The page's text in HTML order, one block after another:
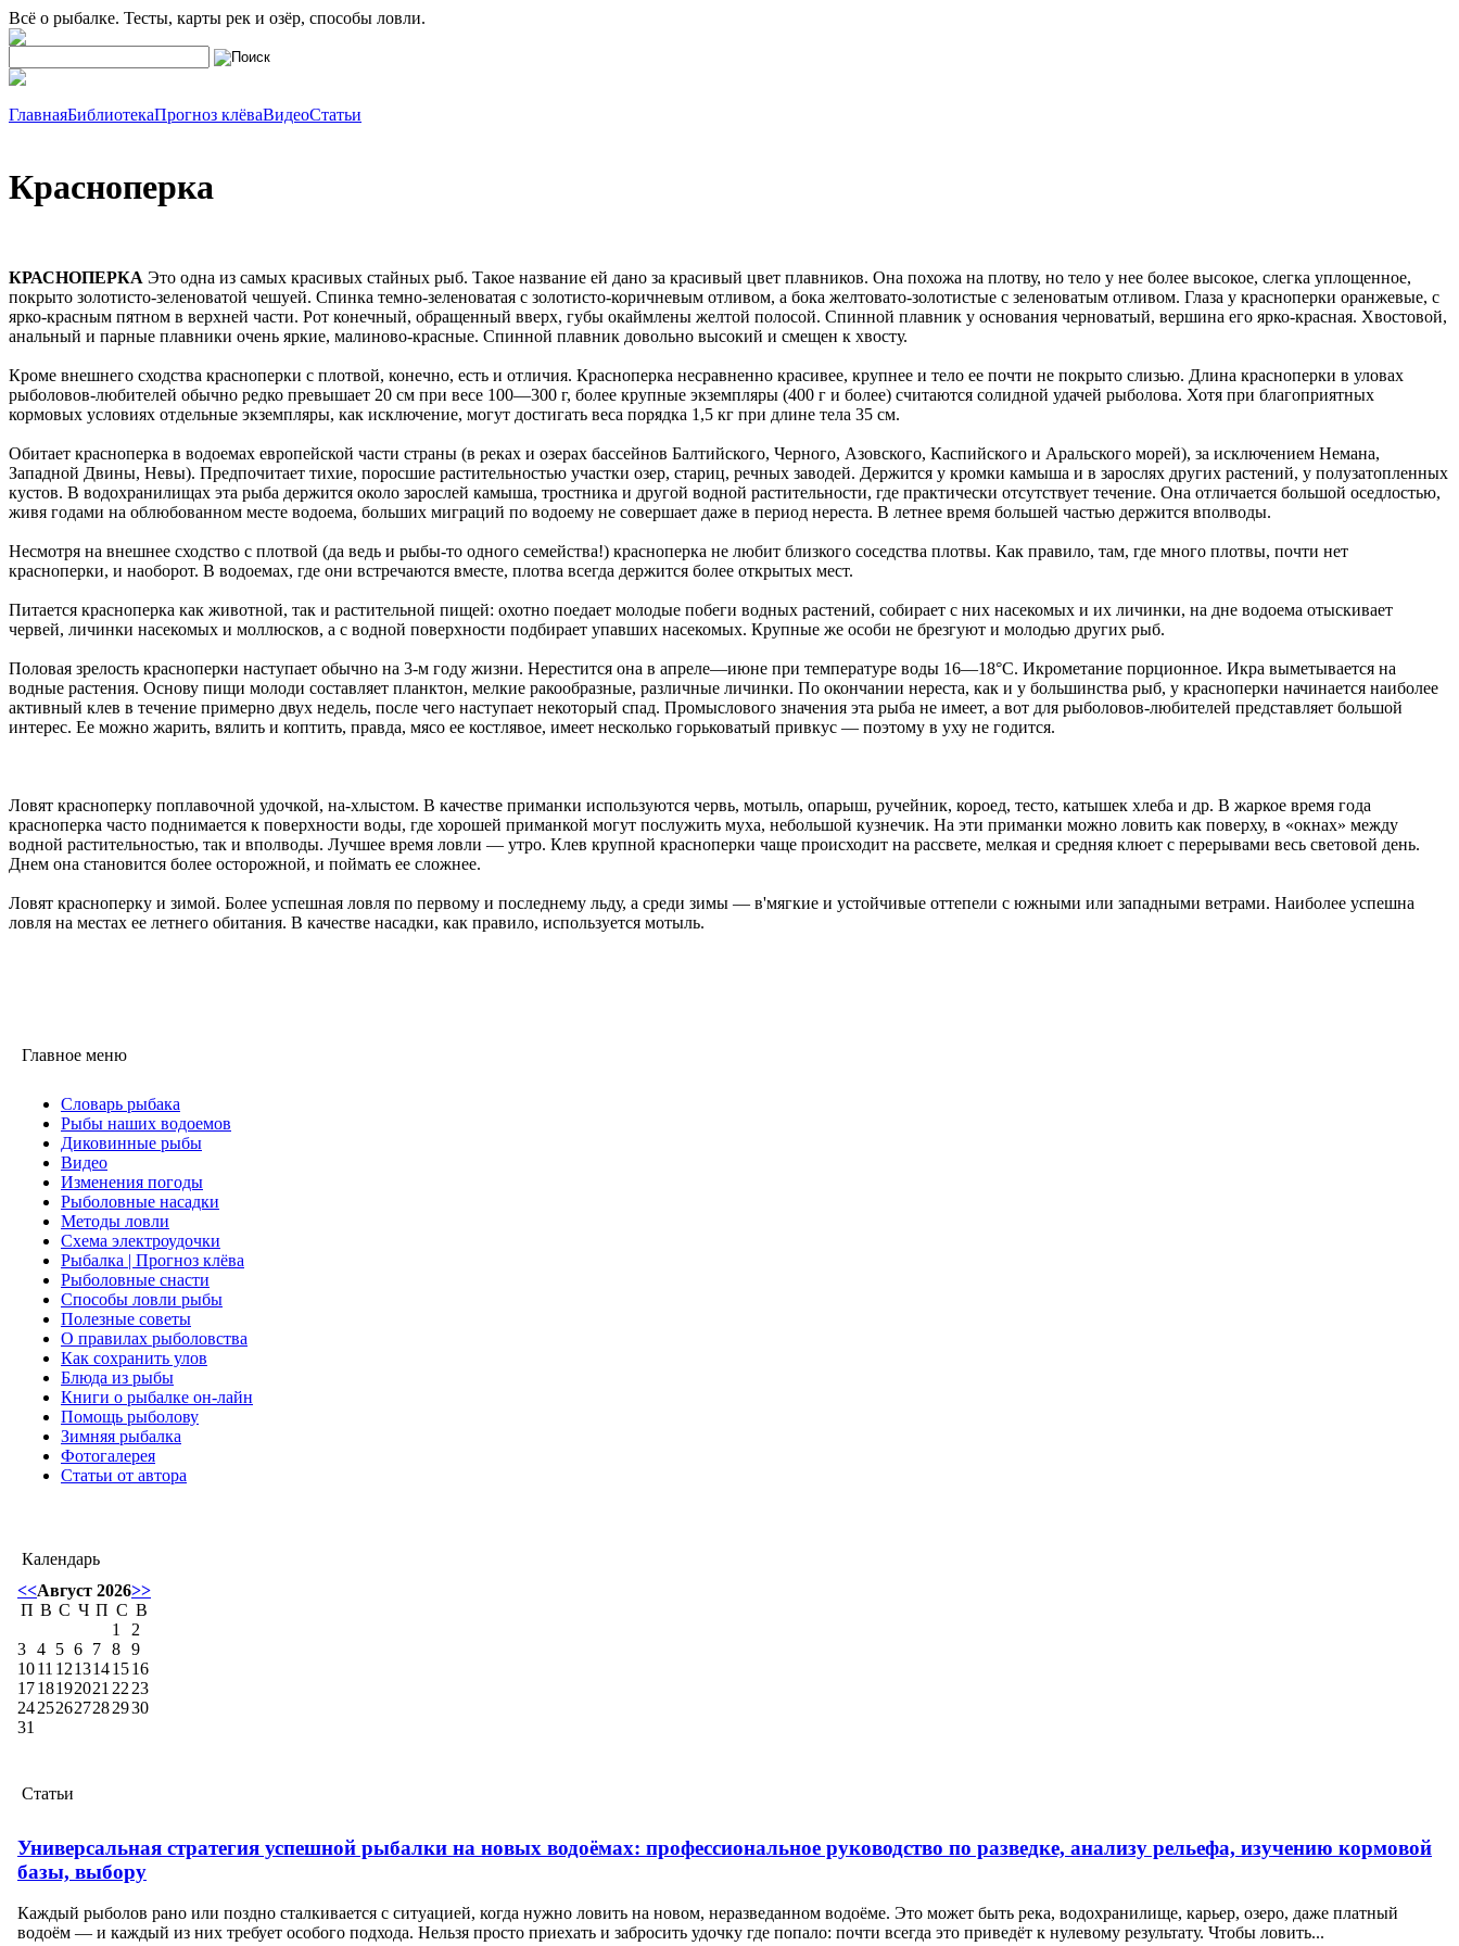
Всё о рыбалке. Тесты, карты рек и озёр, способы ловли.
ГлавнаяБиблиотекаПрогноз клёваВидеоСтатьи
Красноперка
КРАСНОПЕРКА Это одна из самых красивых стайных рыб. Такое название ей дано за красивый цвет плавников. Она похожа на плотву, но тело у нее более высокое, слегка уплощенное,
покрыто золотисто-зеленоватой чешуей. Спинка темно-зеленоватая с золотисто-коричневым отливом, а бока желтовато-золотистые с зеленоватым отливом. Глаза у красноперки оранжевые, с
ярко-красным пятном в верхней части. Рот конечный, обращенный вверх, губы окаймлены желтой полосой. Спинной плавник у основания черноватый, вершина его ярко-красная. Хвостовой,
анальный и парные плавники очень яркие, малиново-красные. Спинной плавник довольно высокий и смещен к хвосту.
Кроме внешнего сходства красноперки с плотвой, конечно, есть и отличия. Красноперка несравненно красивее, крупнее и тело ее почти не покрыто слизью. Длина красноперки в уловах
рыболовов-любителей обычно редко превышает 20 см при весе 100—300 г, более крупные экземпляры (400 г и более) считаются солидной удачей рыболова. Хотя при благоприятных
кормовых условиях отдельные экземпляры, как исключение, могут достигать веса порядка 1,5 кг при длине тела 35 см.
Обитает красноперка в водоемах европейской части страны (в реках и озерах бассейнов Балтийского, Черного, Азовского, Каспийского и Аральского морей), за исключением Немана,
Западной Двины, Невы). Предпочитает тихие, поросшие растительностью участки озер, стариц, речных заводей. Держится у кромки камыша и в зарослях других растений, у полузатопленных
кустов. В водохранилищах эта рыба держится около зарослей камыша, тростника и другой водной растительности, где практически отсутствует течение. Она отличается большой оседлостью,
живя годами на облюбованном месте водоема, больших миграций по водоему не совершает даже в период нереста. В летнее время большей частью держится вполводы.
Несмотря на внешнее сходство с плотвой (да ведь и рыбы-то одного семейства!) красноперка не любит близкого соседства плотвы. Как правило, там, где много плотвы, почти нет
красноперки, и наоборот. В водоемах, где они встречаются вместе, плотва всегда держится более открытых мест.
Питается красноперка как животной, так и растительной пищей: охотно поедает молодые побеги водных растений, собирает с них насекомых и их личинки, на дне водоема отыскивает
червей, личинки насекомых и моллюсков, а с водной поверхности подбирает упавших насекомых. Крупные же особи не брезгуют и молодью других рыб.
Половая зрелость красноперки наступает обычно на 3-м году жизни. Нерестится она в апреле—июне при температуре воды 16—18°С. Икрометание порционное. Икра выметывается на
водные растения. Основу пищи молоди составляет планктон, мелкие ракообразные, различные личинки. По окончании нереста, как и у большинства рыб, у красноперки начинается наиболее
активный клев в течение примерно двух недель, после чего наступает некоторый спад. Промыслового значения эта рыба не имеет, а вот для рыболовов-любителей представляет большой
интерес. Ее можно жарить, вялить и коптить, правда, мясо ее костлявое, имеет несколько горьковатый привкус — поэтому в уху не годится.
Ловят красноперку поплавочной удочкой, на-хлыстом. В качестве приманки используются червь, мотыль, опарыш, ручейник, короед, тесто, катышек хлеба и др. В жаркое время года
красноперка часто поднимается к поверхности воды, где хорошей приманкой могут послужить муха, небольшой кузнечик. На эти приманки можно ловить как поверху, в «окнах» между
водной растительностью, так и вполводы. Лучшее время ловли — утро. Клев крупной красноперки чаще происходит на рассвете, мелкая и средняя клюет с перерывами весь световой день.
Днем она становится более осторожной, и поймать ее сложнее.
Ловят красноперку и зимой. Более успешная ловля по первому и последнему льду, а среди зимы — в'мягкие и устойчивые оттепели с южными или западными ветрами. Наиболее успешна
ловля на местах ее летнего обитания. В качестве насадки, как правило, используется мотыль.
Главное меню
Словарь рыбака
Рыбы наших водоемов
Диковинные рыбы
Видео
Изменения погоды
Рыболовные насадки
Методы ловли
Схема электроудочки
Рыбалка | Прогноз клёва
Рыболовные снасти
Способы ловли рыбы
Полезные советы
О правилах рыболовства
Как сохранить улов
Блюда из рыбы
Книги о рыбалке он-лайн
Помощь рыболову
Зимняя рыбалка
Фотогалерея
Статьи от автора
Календарь
<<Август 2026>>
П В С Ч П С В
1
2
3 4 5 6 7 8 9
1011 1213141516
1718192021 22 23
24252627282930
31
Статьи
Универсальная стратегия успешной рыбалки на новых водоёмах: профессиональное руководство по разведке, анализу рельефа, изучению кормовой
базы, выбору
Каждый рыболов рано или поздно сталкивается с ситуацией, когда нужно ловить на новом, неразведанном водоёме. Это может быть река, водохранилище, карьер, озеро, даже платный
водоём — и каждый из них требует особого подхода. Нельзя просто приехать и забросить удочку где попало: почти всегда это приведёт к нулевому результату. Чтобы ловить...